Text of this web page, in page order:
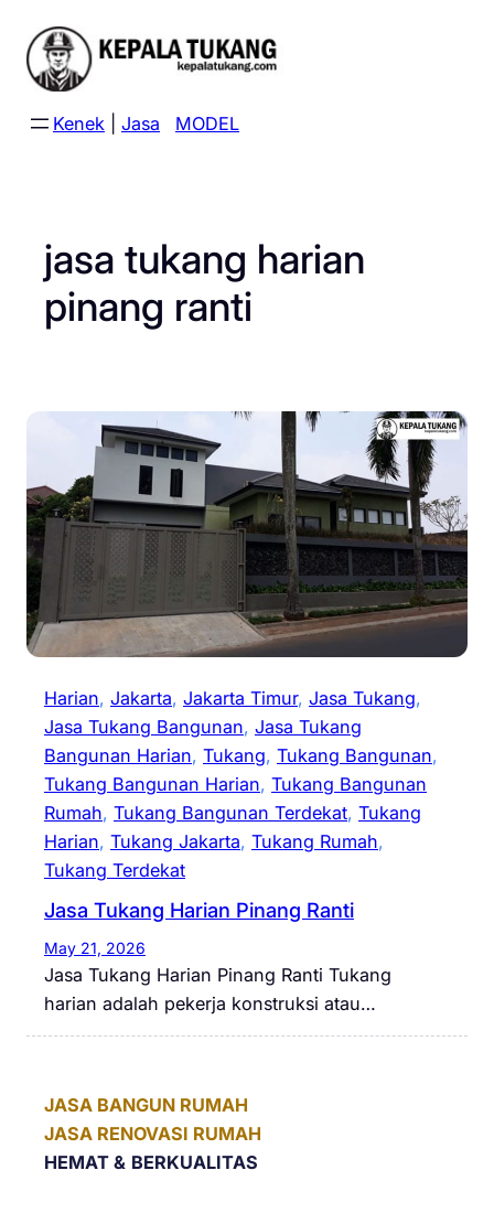
content
Kenek Jasa MODEL
jasa tukang harian
pinang ranti
Harian, Jakarta, Jakarta Timur, Jasa Tukang
Jasa Tukang Bangunan, Jasa Tukang
Bangunan Harian, Tukang, Tukang Bangunan
Tukang Bangunan Harian, Tukang Bangunan
Rumah, Tukang Bangunan Terdekat, Tukang
Harian, Tukang Jakarta, Tukang Rumah
Tukang Terdekat
Jasa Tukang Harian Pinang Ranti
May 21, 2026
Jasa Tukang Harian Pinang Ranti Tukang
harian adalah pekerja konstruksi atau…
JASA BANGUN RUMAH
JASA RENOVASI RUMAH
HEMAT & BERKUALITAS